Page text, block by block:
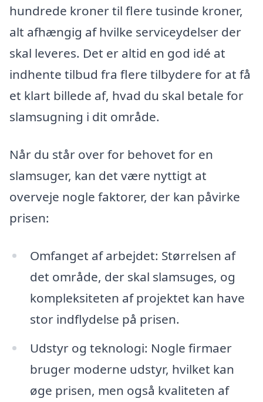
hundrede kroner til flere tusinde kroner,
alt afhængig af hvilke serviceydelser der
skal leveres. Det er altid en god idé at
indhente tilbud fra flere tilbydere for at få
et klart billede af, hvad du skal betale for
slamsugning i dit område.
Når du står over for behovet for en
slamsuger, kan det være nyttigt at
overveje nogle faktorer, der kan påvirke
prisen:
Omfanget af arbejdet: Størrelsen af
det område, der skal slamsuges, og
kompleksiteten af projektet kan have
stor indflydelse på prisen.
Udstyr og teknologi: Nogle firmaer
bruger moderne udstyr, hvilket kan
øge prisen, men også kvaliteten af